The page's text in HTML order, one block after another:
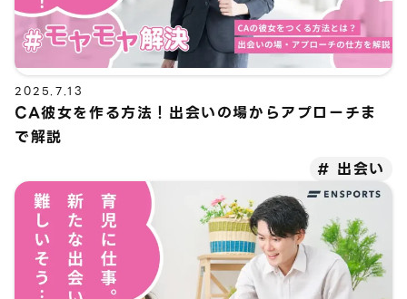
2025.7.13
CA彼女を作る方法！出会いの場からアプローチま
で解説
出会い